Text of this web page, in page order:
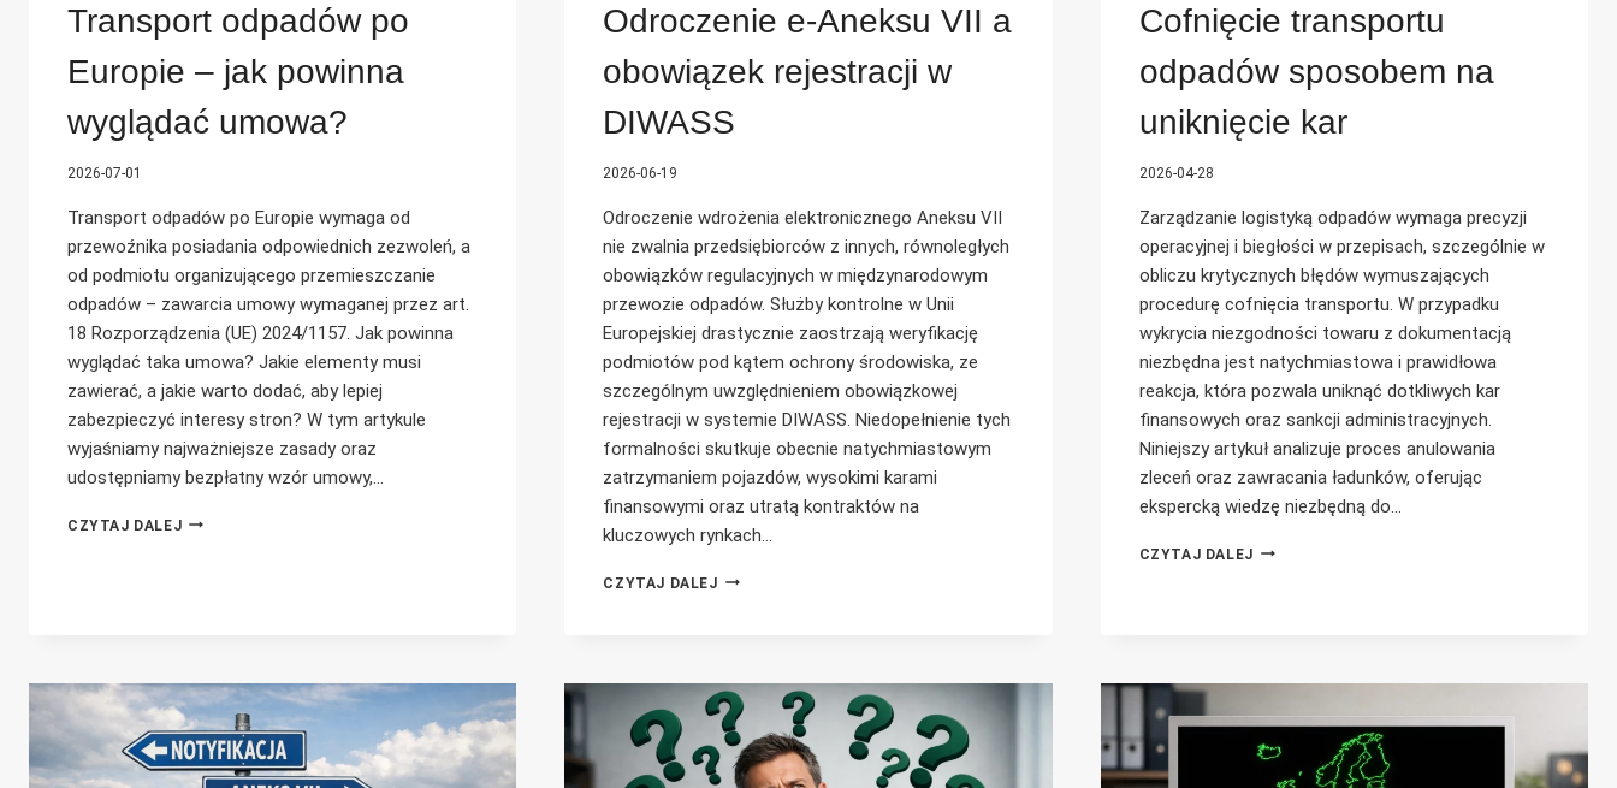
Transport odpadów po
Europie – jak powinna
wyglądać umowa?
2026-07-01
Transport odpadów po Europie wymaga od
przewoźnika posiadania odpowiednich zezwoleń, a
od podmiotu organizującego przemieszczanie
odpadów – zawarcia umowy wymaganej przez art.
18 Rozporządzenia (UE) 2024/1157. Jak powinna
wyglądać taka umowa? Jakie elementy musi
zawierać, a jakie warto dodać, aby lepiej
zabezpieczyć interesy stron? W tym artykule
wyjaśniamy najważniejsze zasady oraz
udostępniamy bezpłatny wzór umowy,…
CZYTAJ DALEJTRANSPORT
WYGLĄDAĆ
UMOWA?
Odroczenie e-Aneksu VII a
obowiązek rejestracji w
DIWASS
2026-06-19
Odroczenie wdrożenia elektronicznego Aneksu VII
nie zwalnia przedsiębiorców z innych, równoległych
obowiązków regulacyjnych w międzynarodowym
przewozie odpadów. Służby kontrolne w Unii
Europejskiej drastycznie zaostrzają weryfikację
podmiotów pod kątem ochrony środowiska, ze
szczególnym uwzględnieniem obowiązkowej
rejestracji w systemie DIWASS. Niedopełnienie tych
formalności skutkuje obecnie natychmiastowym
zatrzymaniem pojazdów, wysokimi karami
finansowymi oraz utratą kontraktów na
kluczowych rynkach…
CZYTAJ DALEJODROCZENIE
OBOWIĄZEK
REJESTRACJI
W
DIWASS
Cofnięcie transportu
odpadów sposobem na
uniknięcie kar
2026-04-28
Zarządzanie logistyką odpadów wymaga precyzji
operacyjnej i biegłości w przepisach, szczególnie w
obliczu krytycznych błędów wymuszających
procedurę cofnięcia transportu. W przypadku
wykrycia niezgodności towaru z dokumentacją
niezbędna jest natychmiastowa i prawidłowa
reakcja, która pozwala uniknąć dotkliwych kar
finansowych oraz sankcji administracyjnych.
Niniejszy artykuł analizuje proces anulowania
zleceń oraz zawracania ładunków, oferując
ekspercką wiedzę niezbędną do…
CZYTAJ DALEJCOFNIĘCIE
KAR